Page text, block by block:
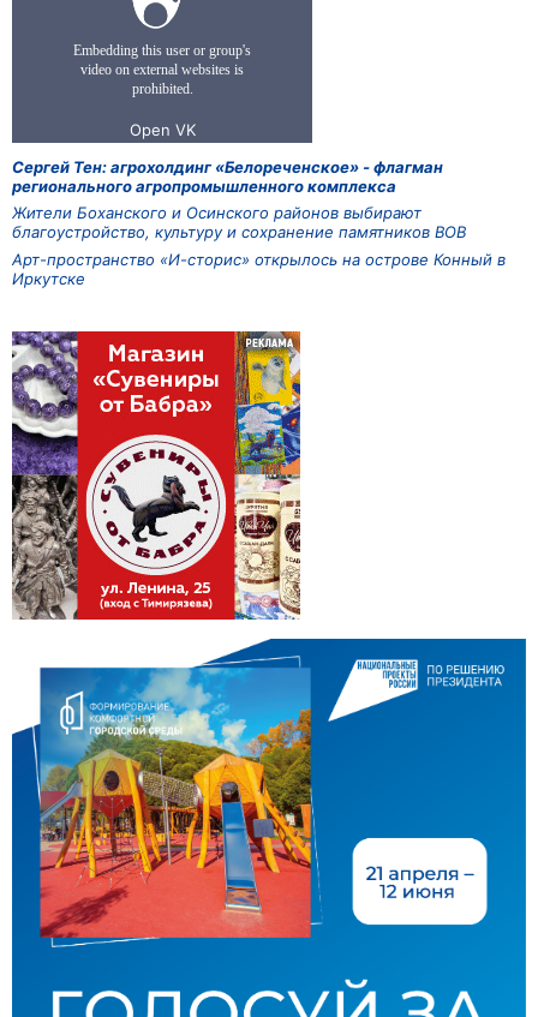
Сергей Тен: агрохолдинг «Белореченское» - флагман
регионального агропромышленного комплекса
Жители Боханского и Осинского районов выбирают
благоустройство, культуру и сохранение памятников ВОВ
Арт-пространство «И-сторис» открылось на острове Конный в
Иркутске